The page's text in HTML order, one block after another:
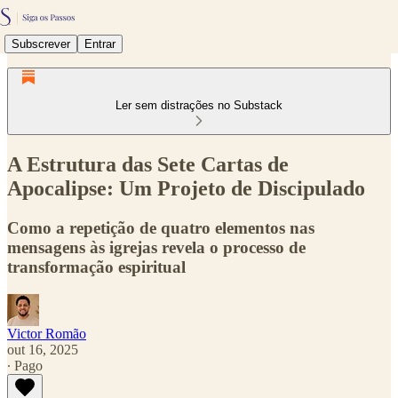
Subscrever Entrar
Ler sem distrações no Substack
A Estrutura das Sete Cartas de
Apocalipse: Um Projeto de Discipulado
Como a repetição de quatro elementos nas
mensagens às igrejas revela o processo de
transformação espiritual
Victor Romão
out 16, 2025
∙ Pago